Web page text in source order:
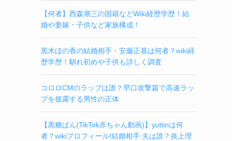
【何者】西森潮三の国籍などWiki経歴学歴！結
婚や妻嫁・子供など家族構成！
黒木ほの香の結婚相手・安藤正基は何者？wiki経
歴学歴！馴れ初めや子供も詳しく調査
コロロCMのラップは誰？早口攻撃篇で高速ラッ
プを披露する男性の正体
【黒糖ぱん(TikTok赤ちゃん動画)】yuttinは何
者？wikiプロフィール!結婚相手:夫は誰？炎上理